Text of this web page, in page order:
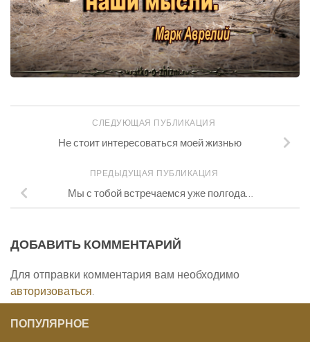
СЛЕДУЮЩАЯ ПУБЛИКАЦИЯ
Не стоит интересоваться моей жизнью
ПРЕДЫДУЩАЯ ПУБЛИКАЦИЯ
Мы с тобой встречаемся уже полгода…
ДОБАВИТЬ КОММЕНТАРИЙ
Для отправки комментария вам необходимо
авторизоваться.
ПОПУЛЯРНОЕ